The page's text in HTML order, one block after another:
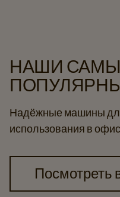
НАШИ
Надёжные машины
использования в
Посмотреть